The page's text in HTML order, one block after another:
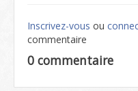
Inscrivez-vous ou
commentaire
0 commentaire